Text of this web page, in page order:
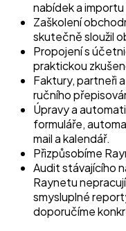
nabídek a
Zaškolení
skutečně sloužil
Propojení s
praktickou
Faktury, partneři
ručního
Úpravy a
formuláře,
mail a kalendář.
Přizpůsobíme
Audit stávajícího
Raynetu
smysluplné
doporučíme